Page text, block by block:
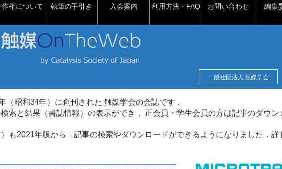
作権について 執筆の手引き 入会案内 利用方法・FAQ お問い合わせ 編集
一般社団法人 触媒学会
（昭和34年）に創刊された 触媒学会の会誌です．
索と結果（書誌情報）の表示ができ， 正会員・学生会員の方は記事のダウン
も2021年版から，記事の検索やダウンロードができるようになりました．詳